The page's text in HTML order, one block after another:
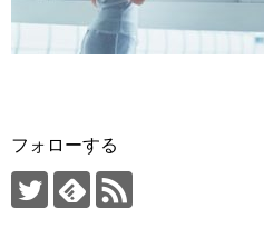
フォローする